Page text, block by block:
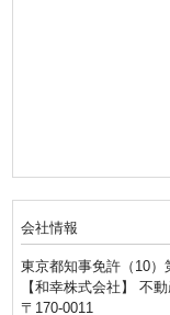
会社情報
東京都知事免許（10）
【和幸株式会社】 不
〒170-0011